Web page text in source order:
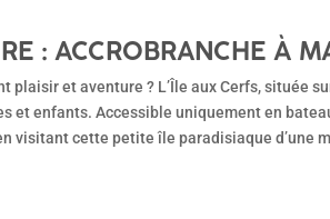
: ACCROBRANCHE À
plaisir et aventure ? L’Île aux Cerfs, située
et enfants. Accessible uniquement en
visitant cette petite île paradisiaque d’une